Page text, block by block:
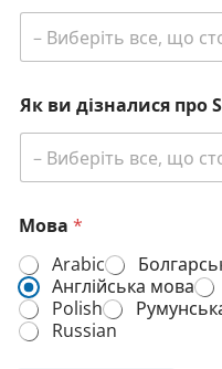
Як ви дізналися про
Мова *
Arabic
Англійська мова
Polish
Russian